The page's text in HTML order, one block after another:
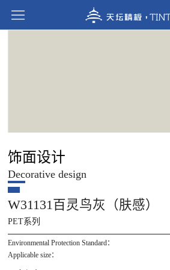
饰面设计
Decorative design
W31131百灵鸟灰（肤感）
PET系列
Environmental Protection Standard：
Applicable size：